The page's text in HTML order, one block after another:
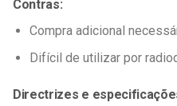
Contras:
Compra adicional
Difícil de utilizar por
Directrizes e